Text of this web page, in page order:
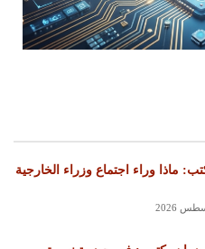
ماذا وراء اجتماع وزراء الخارجية